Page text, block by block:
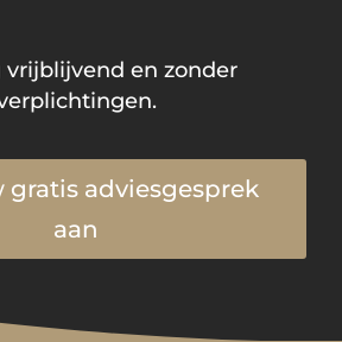
vrijblijvend en zonder
gratis adviesgesprek
aan